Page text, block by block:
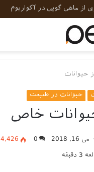
از ماهی گوپی در آکواریوم
حیوانات
حیوانات در طبیعت
خاص
می 16, 2018 0
4,426